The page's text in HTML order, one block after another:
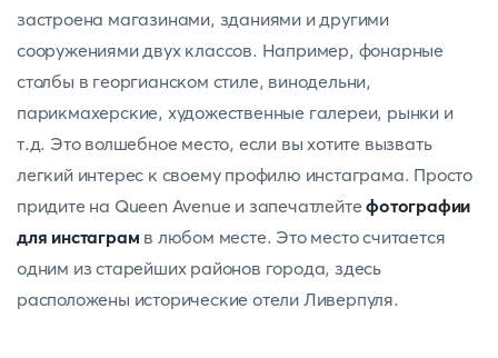
застроена магазинами, зданиями и другими
сооружениями двух классов. Например, фонарные
столбы в георгианском стиле, винодельни,
парикмахерские, художественные галереи, рынки и
т.д. Это волшебное место, если вы хотите вызвать
легкий интерес к своему профилю инстаграма. Просто
придите на Queen Avenue и запечатлейте фотографии
для инстаграм в любом месте. Это место считается
одним из старейших районов города, здесь
расположены исторические отели Ливерпуля.